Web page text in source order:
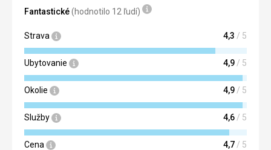
Fantastické(hodnotilo 12 ľudí)
Strava 4,3 / 5
Ubytovanie 4,9 / 5
Okolie 4,9 / 5
Služby 4,6 / 5
Cena 4,7 / 5